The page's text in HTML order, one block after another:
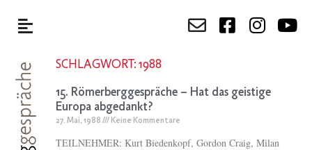
SCHLAGWORT: 1988
15. Römerberggespräche – Hat das geistige
Europa abgedankt?
27. Mai, 1988 Keine Kommentare
TEILNEHMER: Kurt Biedenkopf, Gordon Craig, Milan